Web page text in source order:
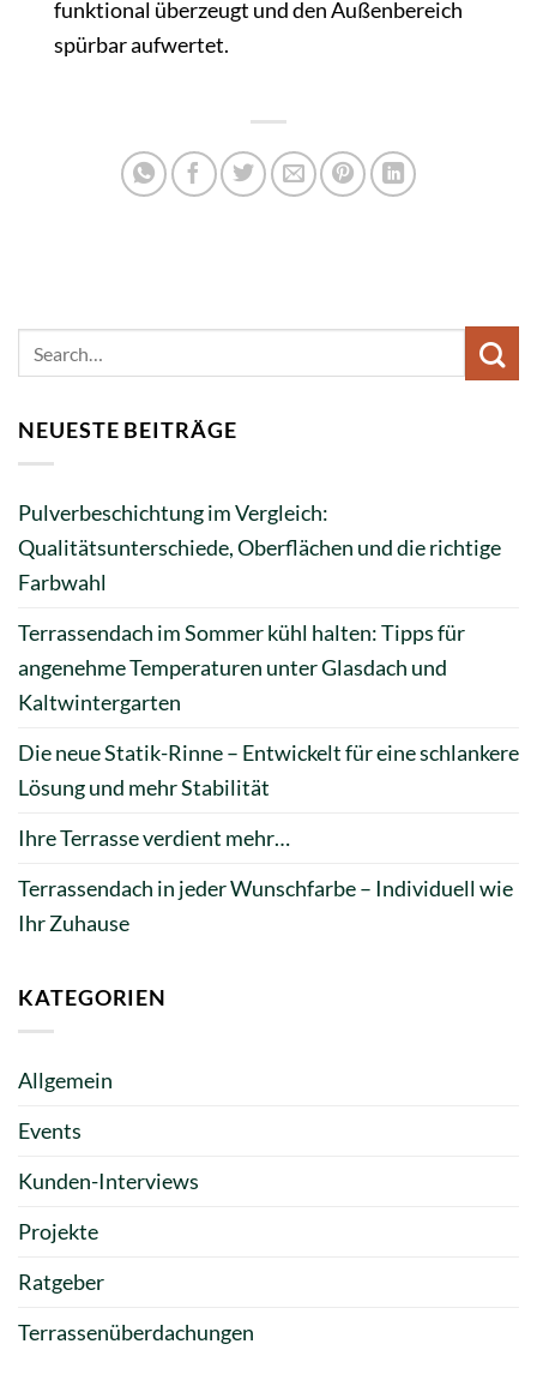
funktional überzeugt und den Außenbereich
spürbar aufwertet.
NEUESTE BEITRÄGE
Pulverbeschichtung im Vergleich:
Qualitätsunterschiede, Oberflächen und die richtige
Farbwahl
Terrassendach im Sommer kühl halten: Tipps für
angenehme Temperaturen unter Glasdach und
Kaltwintergarten
Die neue Statik-Rinne – Entwickelt für eine schlankere
Lösung und mehr Stabilität
Ihre Terrasse verdient mehr…
Terrassendach in jeder Wunschfarbe – Individuell wie
Ihr Zuhause
KATEGORIEN
Allgemein
Events
Kunden-Interviews
Projekte
Ratgeber
Terrassenüberdachungen